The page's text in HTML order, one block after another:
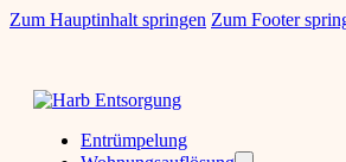
Zum Hauptinhalt springen Zum Footer
Entrümpelung